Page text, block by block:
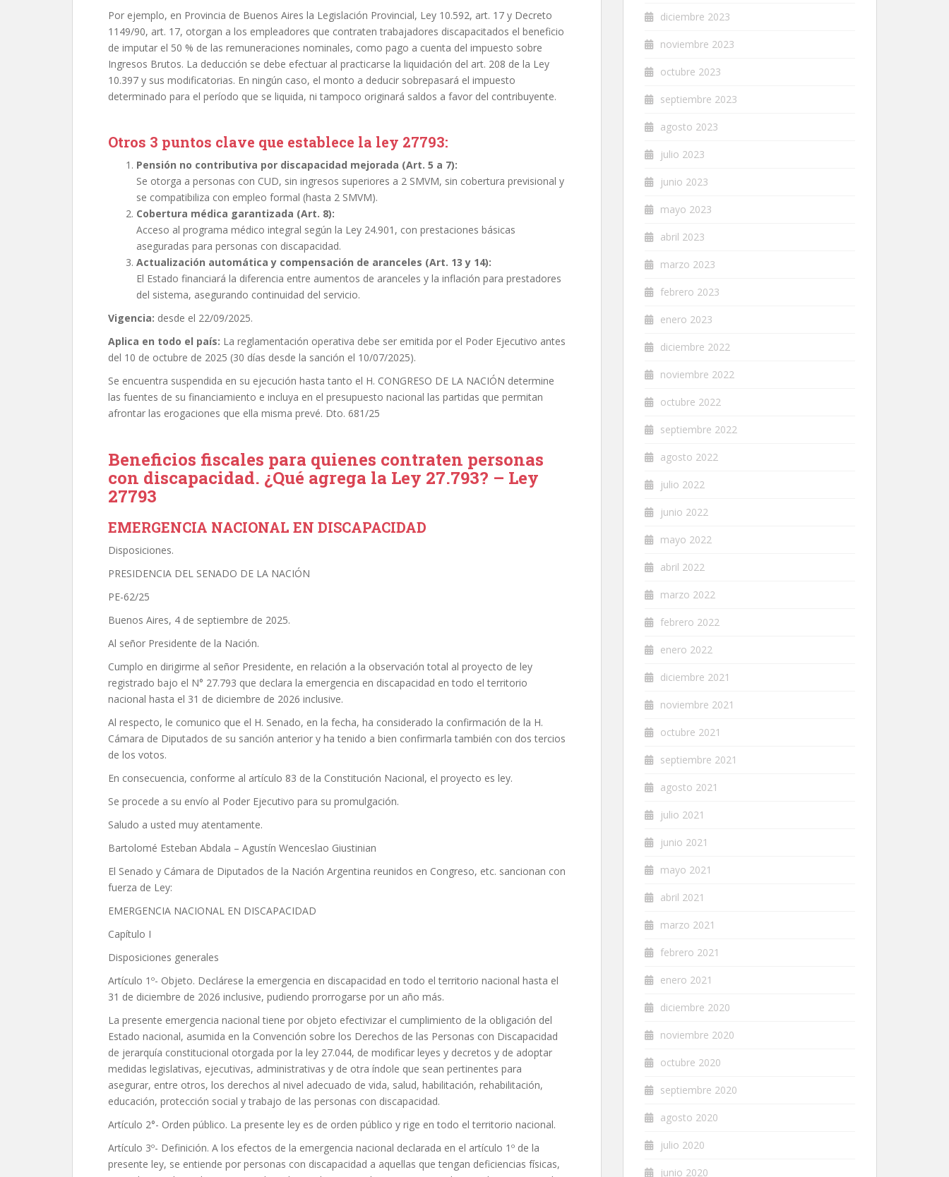
Por ejemplo, en Provincia de Buenos Aires la Legislación Provincial, Ley 10.592, art. 17 y Decreto
1149/90, art. 17, otorgan a los empleadores que contraten trabajadores discapacitados el beneficio
de imputar el 50 % de las remuneraciones nominales, como pago a cuenta del impuesto sobre
Ingresos Brutos. La deducción se debe efectuar al practicarse la liquidación del art. 208 de la Ley
10.397 y sus modificatorias. En ningún caso, el monto a deducir sobrepasará el impuesto
determinado para el período que se liquida, ni tampoco originará saldos a favor del contribuyente.
Otros 3 puntos clave que establece la ley 27793:
Pensión no contributiva por discapacidad mejorada (Art. 5 a 7):
Se otorga a personas con CUD, sin ingresos superiores a 2 SMVM, sin cobertura previsional y
se compatibiliza con empleo formal (hasta 2 SMVM).
Cobertura médica garantizada (Art. 8):
Acceso al programa médico integral según la Ley 24.901, con prestaciones básicas
aseguradas para personas con discapacidad.
Actualización automática y compensación de aranceles (Art. 13 y 14):
El Estado financiará la diferencia entre aumentos de aranceles y la inflación para prestadores
del sistema, asegurando continuidad del servicio.
Vigencia: desde el 22/09/2025.
Aplica en todo el país: La reglamentación operativa debe ser emitida por el Poder Ejecutivo antes
del 10 de octubre de 2025 (30 días desde la sanción el 10/07/2025).
Se encuentra suspendida en su ejecución hasta tanto el H. CONGRESO DE LA NACIÓN determine
las fuentes de su financiamiento e incluya en el presupuesto nacional las partidas que permitan
afrontar las erogaciones que ella misma prevé. Dto. 681/25
Beneficios fiscales para quienes contraten personas
con discapacidad. ¿Qué agrega la Ley 27.793? – Ley
27793
EMERGENCIA NACIONAL EN DISCAPACIDAD
Disposiciones.
PRESIDENCIA DEL SENADO DE LA NACIÓN
PE-62/25
Buenos Aires, 4 de septiembre de 2025.
Al señor Presidente de la Nación.
Cumplo en dirigirme al señor Presidente, en relación a la observación total al proyecto de ley
registrado bajo el N° 27.793 que declara la emergencia en discapacidad en todo el territorio
nacional hasta el 31 de diciembre de 2026 inclusive.
Al respecto, le comunico que el H. Senado, en la fecha, ha considerado la confirmación de la H.
Cámara de Diputados de su sanción anterior y ha tenido a bien confirmarla también con dos tercios
de los votos.
En consecuencia, conforme al artículo 83 de la Constitución Nacional, el proyecto es ley.
Se procede a su envío al Poder Ejecutivo para su promulgación.
Saludo a usted muy atentamente.
Bartolomé Esteban Abdala – Agustín Wenceslao Giustinian
El Senado y Cámara de Diputados de la Nación Argentina reunidos en Congreso, etc. sancionan con
fuerza de Ley:
EMERGENCIA NACIONAL EN DISCAPACIDAD
Capítulo I
Disposiciones generales
Artículo 1º- Objeto. Declárese la emergencia en discapacidad en todo el territorio nacional hasta el
31 de diciembre de 2026 inclusive, pudiendo prorrogarse por un año más.
La presente emergencia nacional tiene por objeto efectivizar el cumplimiento de la obligación del
Estado nacional, asumida en la Convención sobre los Derechos de las Personas con Discapacidad
de jerarquía constitucional otorgada por la ley 27.044, de modificar leyes y decretos y de adoptar
medidas legislativas, ejecutivas, administrativas y de otra índole que sean pertinentes para
asegurar, entre otros, los derechos al nivel adecuado de vida, salud, habilitación, rehabilitación,
educación, protección social y trabajo de las personas con discapacidad.
Artículo 2°- Orden público. La presente ley es de orden público y rige en todo el territorio nacional.
Artículo 3º- Definición. A los efectos de la emergencia nacional declarada en el artículo 1º de la
presente ley, se entiende por personas con discapacidad a aquellas que tengan deficiencias físicas,
diciembre 2023
noviembre 2023
octubre 2023
septiembre 2023
agosto 2023
julio 2023
junio 2023
mayo 2023
abril 2023
marzo 2023
febrero 2023
enero 2023
diciembre 2022
noviembre 2022
octubre 2022
septiembre 2022
agosto 2022
julio 2022
junio 2022
mayo 2022
abril 2022
marzo 2022
febrero 2022
enero 2022
diciembre 2021
noviembre 2021
octubre 2021
septiembre 2021
agosto 2021
julio 2021
junio 2021
mayo 2021
abril 2021
marzo 2021
febrero 2021
enero 2021
diciembre 2020
noviembre 2020
octubre 2020
septiembre 2020
agosto 2020
julio 2020
junio 2020